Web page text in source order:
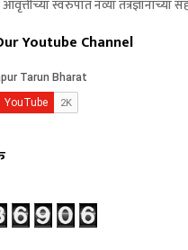
स्वरुपात नव्या तंत्रज्ञानाच्या
Youtube Channel